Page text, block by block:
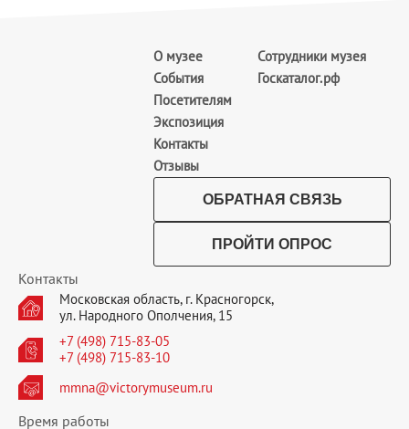
О музее
События
Посетителям
Экспозиция
Контакты
Отзывы
Сотрудники музея
Госкаталог.рф
ОБРАТНАЯ СВЯЗЬ
ПРОЙТИ ОПРОС
Контакты
Московская область, г. Красногорск,
ул. Народного Ополчения, 15
+7 (498) 715-83-05
+7 (498) 715-83-10
mmna@victorymuseum.ru
Время работы